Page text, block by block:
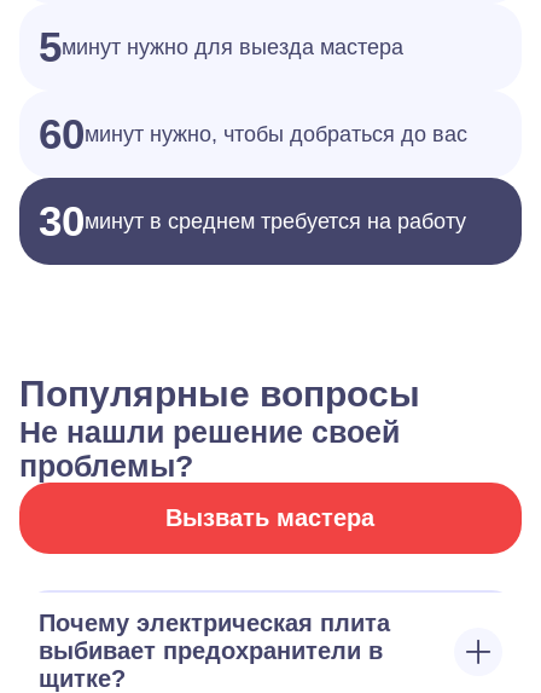
5минут нужно для выезда мастера
60минут нужно, чтобы добраться до вас
30минут в среднем требуется на работу
Популярные вопросы
Не нашли решение своей
проблемы?
Вызвать мастера
Почему электрическая плита
выбивает предохранители в
щитке?